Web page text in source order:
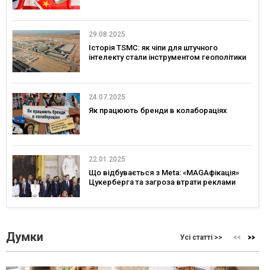
29.08.2025
Історія TSMC: як чіпи для штучного
інтелекту стали інструментом геополітики
24.07.2025
Як працюють бренди в колабораціях
22.01.2025
Що відбувається з Meta: «MAGAфікація»
Цукерберга та загроза втрати реклами
Думки Усі статті >>